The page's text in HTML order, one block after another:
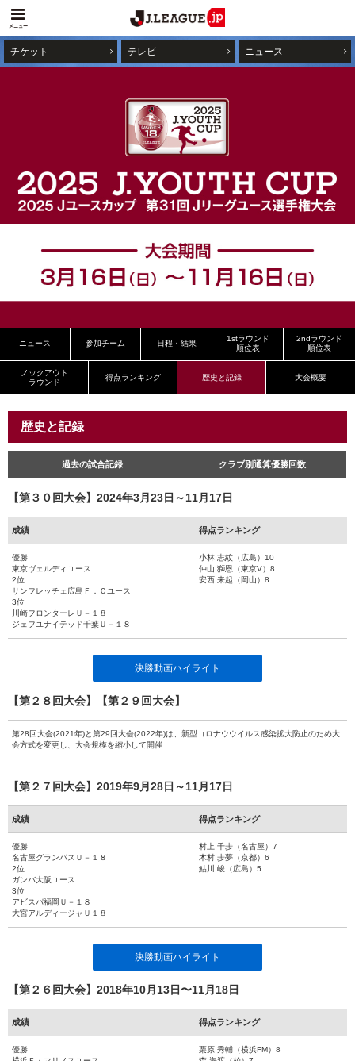
メニュー
チケット テレビ ニュース
ニュース 参加チーム 日程・結果
1stラウンド
順位表
2ndラウンド
順位表
ノックアウト
ラウンド
得点ランキング 歴史と記録 大会概要
歴史と記録
過去の試合記録 クラブ別通算優勝回数
【第３０回大会】2024年3月23日～11月17日
成績 得点ランキング
優勝
東京ヴェルディユース
2位
サンフレッチェ広島Ｆ．Ｃユース
3位
川崎フロンターレＵ－１８
ジェフユナイテッド千葉Ｕ－１８
小林 志紋（広島）10
仲山 獅恩（東京V）8
安西 来起（岡山）8
決勝動画ハイライト
【第２８回大会】【第２９回大会】
第28回大会(2021年)と第29回大会(2022年)は、新型コロナウウイルス感染拡大防止のため大
会方式を変更し、大会規模を縮小して開催
【第２７回大会】2019年9月28日～11月17日
成績 得点ランキング
優勝
名古屋グランパスＵ－１８
2位
ガンバ大阪ユース
3位
アビスパ福岡Ｕ－１８
大宮アルディージャＵ１８
村上 千歩（名古屋）7
木村 歩夢（京都）6
鮎川 峻（広島）5
決勝動画ハイライト
【第２６回大会】2018年10月13日〜11月18日
成績 得点ランキング
優勝
栗原 秀輔（横浜FM）8